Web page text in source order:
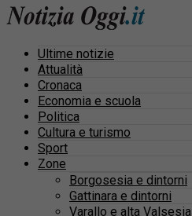
Ultime notizie
Attualità
Cronaca
Economia e scuola
Politica
Cultura e turismo
Sport
Zone
Borgosesia e dintorni
Gattinara e dintorni
Varallo e alta Valsesia